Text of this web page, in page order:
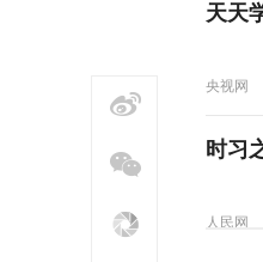
天天
央视网
时习
人民网